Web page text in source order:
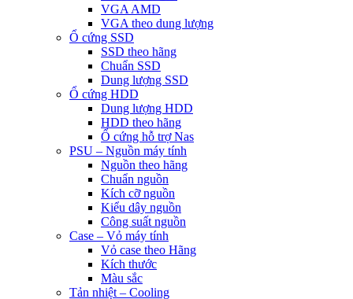
VGA AMD
VGA theo dung lượng
Ổ cứng SSD
SSD theo hãng
Chuẩn SSD
Dung lượng SSD
Ổ cứng HDD
Dung lượng HDD
HDD theo hãng
Ổ cứng hỗ trợ Nas
PSU – Nguồn máy tính
Nguồn theo hãng
Chuẩn nguồn
Kích cỡ nguồn
Kiểu dây nguồn
Công suất nguồn
Case – Vỏ máy tính
Vỏ case theo Hãng
Kích thước
Màu sắc
Tản nhiệt – Cooling